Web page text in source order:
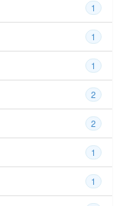
1
1
1
2
2
1
1